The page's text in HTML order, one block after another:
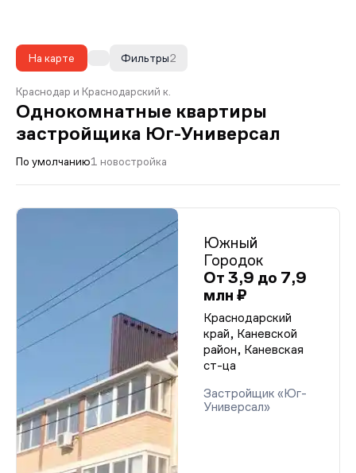
На карте 2
Фильтры
Краснодар и Краснодарский к.
Однокомнатные квартиры
застройщика Юг-Универсал
По умолчанию1 новостройка
Южный
Городок
От 3,9 до 7,9
млн ₽
Краснодарский
край, Каневской
район, Каневская
ст-ца
Застройщик «Юг-
Универсал»